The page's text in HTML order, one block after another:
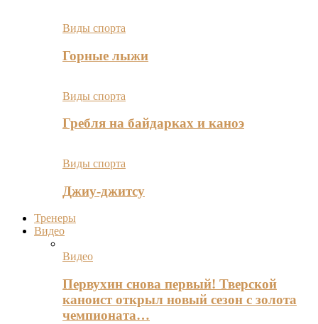
Виды спорта
Горные лыжи
Виды спорта
Гребля на байдарках и каноэ
Виды спорта
Джиу-джитсу
Тренеры
Видео
Видео
Первухин снова первый! Тверской
каноист открыл новый сезон с золота
чемпионата…